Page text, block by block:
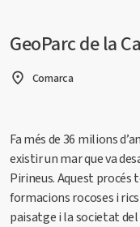
GeoParc de la
Comarca
Fa més de 36 milions
existir un mar que va
Pirineus. Aquest procés
formacions rocoses i
paisatge i la societat